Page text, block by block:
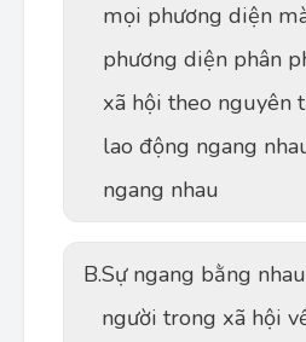
mọi phương diện
phương diện phân
xã hội theo nguyên
lao động ngang
ngang nhau
B.Sự ngang bằng
người trong xã hội